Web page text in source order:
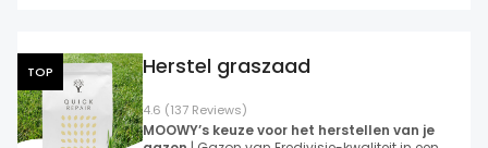
TOP
4.6 (137 Reviews)
Herstel graszaad
MOOWY’s keuze voor het herstellen van je